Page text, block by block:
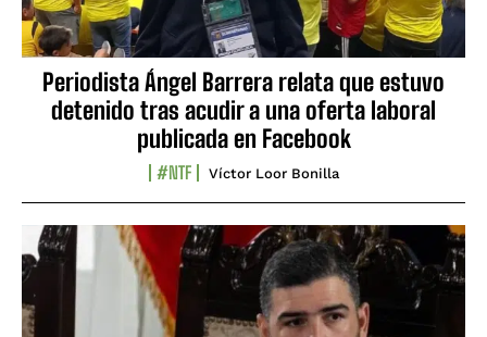
Periodista Ángel Barrera relata que estuvo
detenido tras acudir a una oferta laboral
publicada en Facebook
#NTF Víctor Loor Bonilla